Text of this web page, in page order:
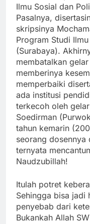
Ilmu Sosial dan
Pasalnya,
skripsinya
Program Studi
(Surabaya).
membatalkan
memberinya
memperbaiki
ada institusi
terkecoh oleh
Soedirman
tahun kemarin
seorang
ternyata
Naudzubillah!
Itulah potret
Sehingga bisa jadi
penyebab dari
Bukankah Allah